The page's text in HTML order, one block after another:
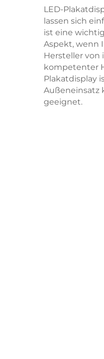
LED-
lassen sich
ist eine
Aspekt, wenn
Hersteller von
kompetenter
Plakatdisplay
Außeneinsatz
geeignet.